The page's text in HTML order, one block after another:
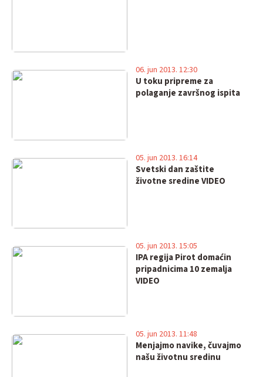
U toku pripreme za
polaganje završnog ispita
06. jun 2013. 12:30
Svetski dan zaštite
životne sredine VIDEO
05. jun 2013. 16:14
IPA regija Pirot domaćin
pripadnicima 10 zemalja
VIDEO
05. jun 2013. 15:05
Menjajmo navike, čuvajmo
našu životnu sredinu
05. jun 2013. 11:48